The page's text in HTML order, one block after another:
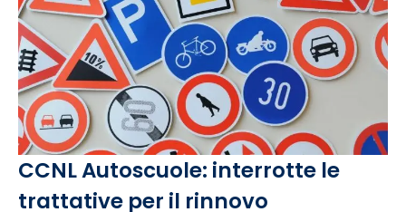
CCNL Autoscuole: interrotte le
trattative per il rinnovo